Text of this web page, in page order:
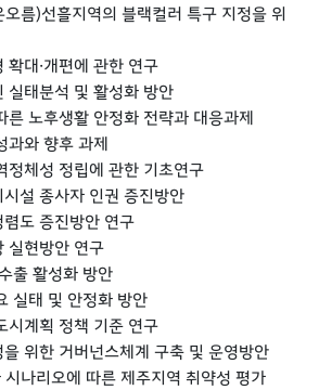
름)선흘지역의 블랙컬러 특구 지정을 위
대·개편에 관한 연구
태분석 및 활성화 방안
노후생활 안정화 전략과 대응과제
와 향후 과제
체성 정립에 관한 기초연구
설 종사자 인권 증진방안
도 증진방안 연구
실현방안 연구
출 활성화 방안
실태 및 안정화 방안
계획 정책 기준 연구
위한 거버넌스체계 구축 및 운영방안
나리오에 따른 제주지역 취약성 평가